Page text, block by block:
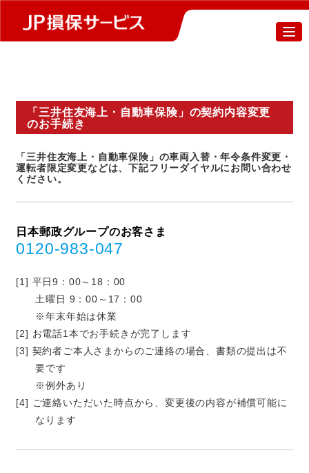
「三井住友海上・自動車保険」の契約内容変更
のお手続き
「三井住友海上・自動車保険」の車両入替・年令条件変更・
運転者限定変更などは、下記フリーダイヤルにお問い合わせ
ください。
日本郵政グループのお客さま
0120-983-047
平日9：00～18：00
土曜日 9：00～17：00
※年末年始は休業
お電話1本でお手続きが完了します
契約者ご本人さまからのご連絡の場合、書類の提出は不
要です
※例外あり
ご連絡いただいた時点から、変更後の内容が補償可能に
なります